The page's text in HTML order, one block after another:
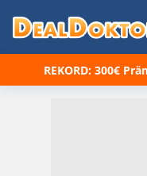
REKORD: 300€